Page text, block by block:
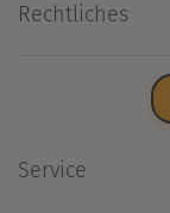
Öffnungszeiten
Rechtliches
Service